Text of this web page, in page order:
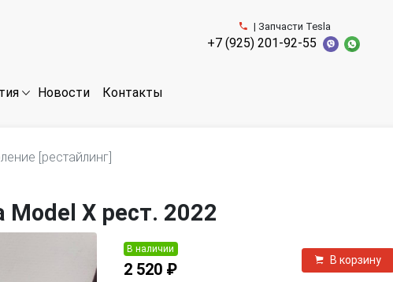
| Запчасти Tesla
+7 (925) 201-92-55
Новости Контакты
[рестайлинг]
X рест. 2022
В наличии
2 520 ₽
В корзину